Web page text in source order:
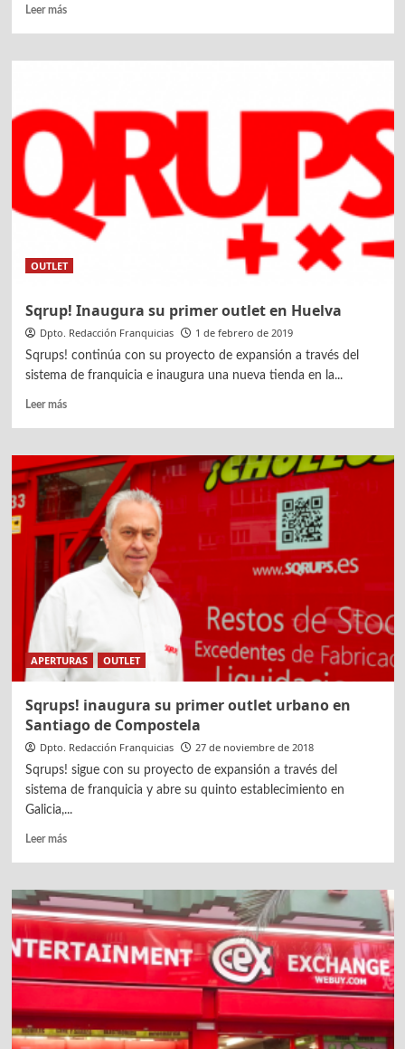
Leer másLeer
Sqrups!
en
apoyo
de
franquiciados
clientes
OUTLET
Sqrup! Inaugura su primer outlet en Huelva
Dpto. Redacción Franquicias 1 de febrero de 2019
Sqrups! continúa con su proyecto de expansión a través del
sistema de franquicia e inaugura una nueva tienda en la...
Leer másLeer
Sqrup!
Inaugura
su
primer
outlet
en
Huelva
APERTURAS OUTLET
Sqrups! inaugura su primer outlet urbano en
Santiago de Compostela
Dpto. Redacción Franquicias 27 de noviembre de 2018
Sqrups! sigue con su proyecto de expansión a través del
sistema de franquicia y abre su quinto establecimiento en
Galicia,...
Leer másLeer
Sqrups!
inaugura
su
primer
outlet
en
Santiago
de
Compostela